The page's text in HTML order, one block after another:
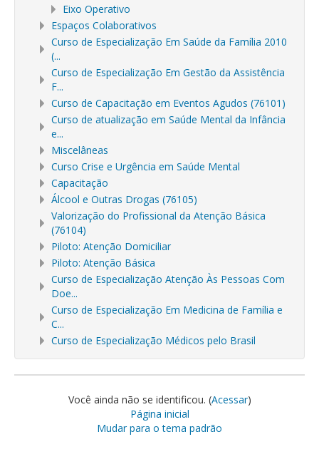
Eixo Operativo
Espaços Colaborativos
Curso de Especialização Em Saúde da Família 2010
(...
Curso de Especialização Em Gestão da Assistência
F...
Curso de Capacitação em Eventos Agudos (76101)
Curso de atualização em Saúde Mental da Infância
e...
Miscelâneas
Curso Crise e Urgência em Saúde Mental
Capacitação
Álcool e Outras Drogas (76105)
Valorização do Profissional da Atenção Básica
(76104)
Piloto: Atenção Domiciliar
Piloto: Atenção Básica
Curso de Especialização Atenção Às Pessoas Com
Doe...
Curso de Especialização Em Medicina de Família e
C...
Curso de Especialização Médicos pelo Brasil
Você ainda não se identificou. (Acessar)
Página inicial
Mudar para o tema padrão